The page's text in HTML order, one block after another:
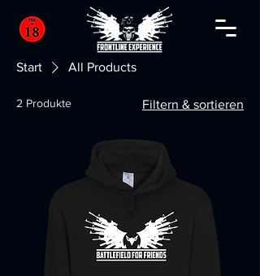
Start All Products
2 Produkte Filtern & sortieren